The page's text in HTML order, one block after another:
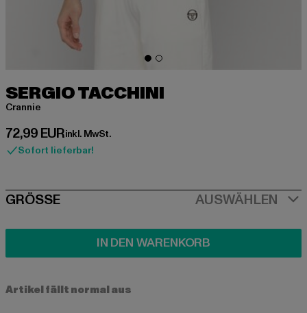
SERGIO TACCHINI
Crannie
72,99 EUR
Derzeitiger Preis: 72,99 EUR
inkl. MwSt.
Sofort lieferbar!
SIZE
GRÖSSE AUSWÄHLEN
IN DEN WARENKORB
Artikel fällt normal aus